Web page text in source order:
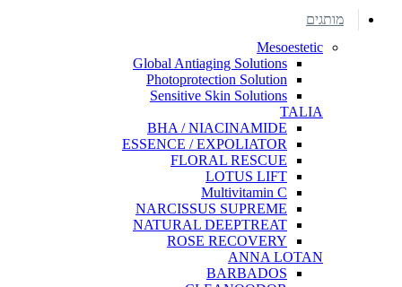
מותגים
Mesoestetic
Global Antiaging Solutions
Photoprotection Solution
Sensitive Skin Solutions
TALIA
BHA / NIACINAMIDE
ESSENCE / EXPOLIATOR
FLORAL RESCUE
LOTUS LIFT
Multivitamin C
NARCISSUS SUPREME
NATURAL DEEPTREAT
ROSE RECOVERY
ANNA LOTAN
BARBADOS